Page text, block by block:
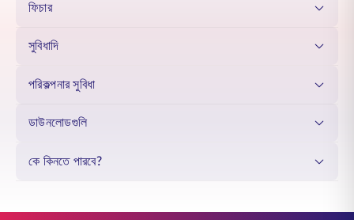
ফিচার
সুবিধাদি
পরিকল্পনার সুবিধা
ডাউনলোডগুলি
কে কিনতে পারবে?